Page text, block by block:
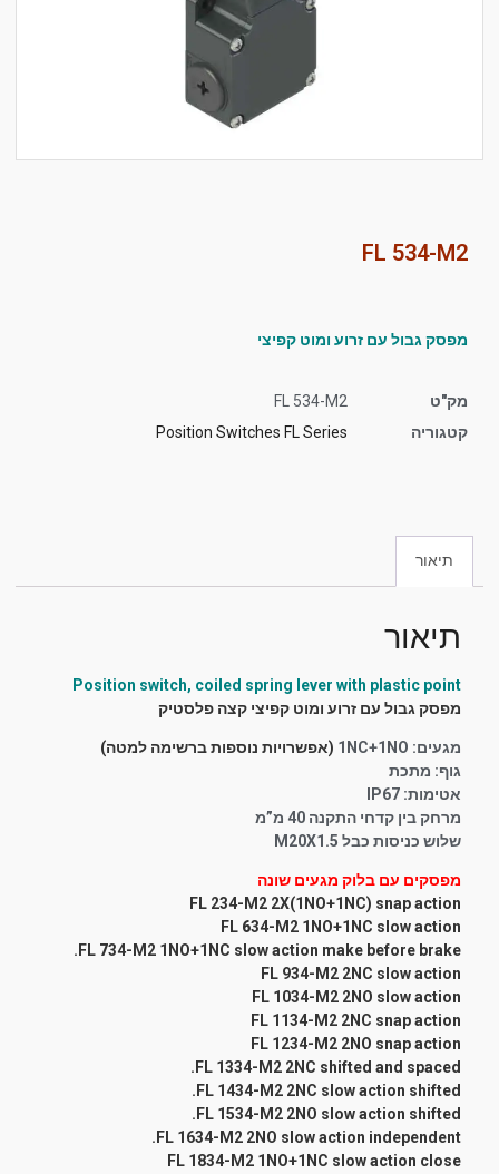
כל
האפשרויות
FL 534-M2
מפסק גבול עם זרוע ומוט קפיצי
מק"ט
FL 534-M2
קטגוריה
Position Switches FL Series
תיאור
תיאור
Position switch, coiled spring lever with plastic point
מפסק גבול עם זרוע ומוט קפיצי קצה פלסטיק
מגעים: 1NC+1NO
(אפשרויות נוספות ברשימה למטה)
גוף: מתכת
אטימות: IP67
מרחק בין קדחי התקנה 40 מ”מ
שלוש כניסות כבל M20X1.5
מפסקים עם בלוק מגעים שונה
FL 234-M2 2X(1NO+1NC) snap action
FL 634-M2 1NO+1NC slow action
FL 734-M2 1NO+1NC slow action make before brake.
FL 934-M2 2NC slow action
FL 1034-M2 2NO slow action
FL 1134-M2 2NC snap action
FL 1234-M2 2NO snap action
FL 1334-M2 2NC shifted and spaced.
FL 1434-M2 2NC slow action shifted.
FL 1534-M2 2NO slow action shifted.
FL 1634-M2 2NO slow action independent.
FL 1834-M2 1NO+1NC slow action close